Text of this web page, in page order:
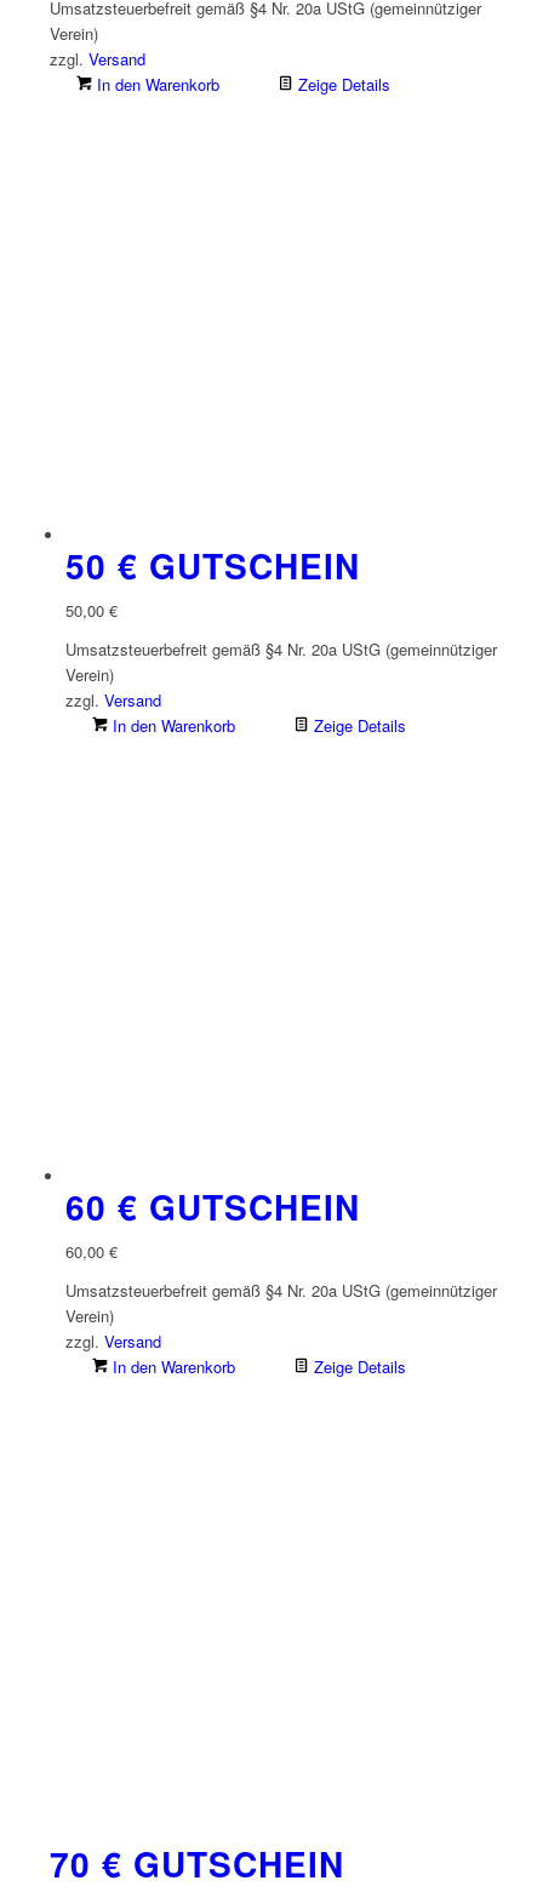
Umsatzsteuerbefreit gemäß §4 Nr. 20a UStG (gemeinnütziger
Verein)
zzgl. Versand
In den Warenkorb
Zeige Details
50 € GUTSCHEIN
50,00 €
Umsatzsteuerbefreit gemäß §4 Nr. 20a UStG (gemeinnütziger
Verein)
zzgl. Versand
In den Warenkorb
Zeige Details
60 € GUTSCHEIN
60,00 €
Umsatzsteuerbefreit gemäß §4 Nr. 20a UStG (gemeinnütziger
Verein)
zzgl. Versand
In den Warenkorb
Zeige Details
70 € GUTSCHEIN